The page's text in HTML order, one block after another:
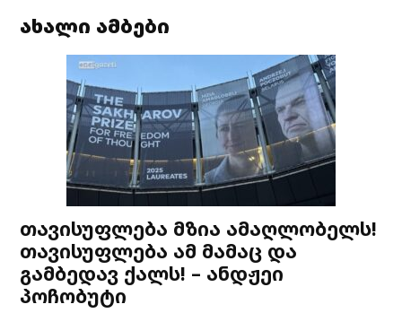
ახალი ამბები
თავისუფლება მზია ამაღლობელს!
თავისუფლება ამ მამაც და
გამბედავ ქალს! – ანდჟეი
პოჩობუტი